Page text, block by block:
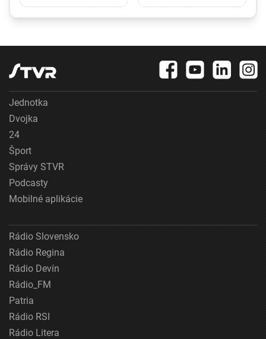
Jednotka
Dvojka
24
Šport
Správy STVR
Podcasty
Mobilné aplikácie
Rádio Slovensko
Rádio Regina
Rádio Devín
Rádio_FM
Patria
Rádio RSI
Rádio Litera